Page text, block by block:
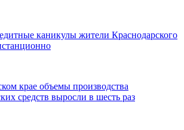
каникулы жители Краснодарского
крае объемы производства
средств выросли в шесть раз